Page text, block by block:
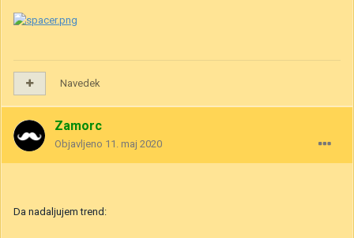
Navedek
Zamorc
Objavljeno 11. maj 2020
Da nadaljujem trend: